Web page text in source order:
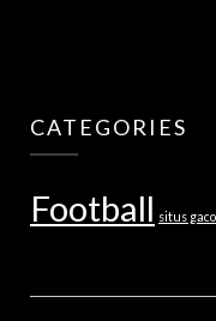
CATEGORIES
Football situs